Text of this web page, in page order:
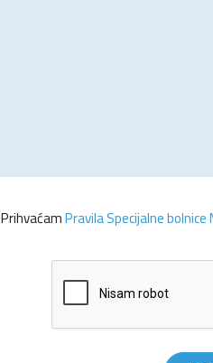
PrihvaćamPravila Specijalne